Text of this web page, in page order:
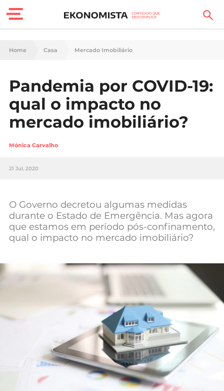
Finanças Pessoais
Carreira
Casa
Lifestyle
Sociedade
Negócios
Mundial 2026
Home Casa Mercado Imobiliário
Pandemia por COVID-19:
qual o impacto no
mercado imobiliário?
Mónica Carvalho
21 Jul, 2020
O Governo decretou algumas medidas
durante o Estado de Emergência. Mas agora
que estamos em período pós-confinamento,
qual o impacto no mercado imobiliário?